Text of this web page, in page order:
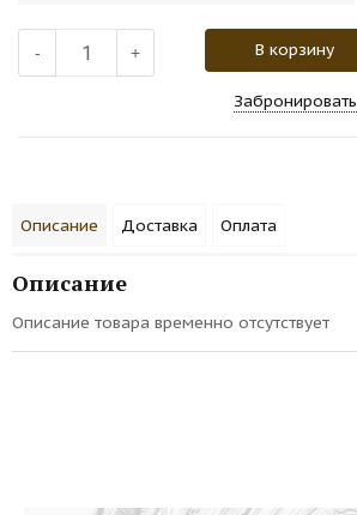
- + В корзину
Забронировать
Описание Доставка Оплата
Описание
Описание товара временно отсутствует